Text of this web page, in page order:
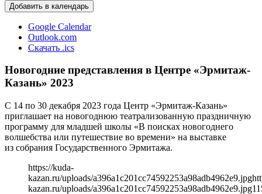
Добавить в календарь
Google Calendar
Outlook.com
Скачать .ics
Новогодние представления в Центре «Эрмитаж-
Казань» 2023
С 14 по 30 декабря 2023 года Центр «Эрмитаж-Казань»
приглашает на новогоднюю театрализованную праздничную
программу для младшей школы «В поисках новогоднего
волшебства или путешествие во времени» на выставке
из собрания Государственного Эрмитажа.
https://kuda-
kazan.ru/uploads/a396a1c201cc74592253a98adb4962e9.jpg
kazan.ru/uploads/a396a1c201cc74592253a98adb4962e9.jpg